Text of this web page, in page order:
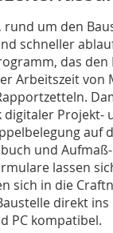
um den
schneller
das
Arbeitszeit
Projekt-
und
lassen
sich in die
direkt
PC kompatibel.